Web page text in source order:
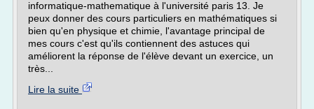
informatique-mathematique à l'université paris 13. Je
peux donner des cours particuliers en mathématiques si
bien qu'en physique et chimie, l'avantage principal de
mes cours c'est qu'ils contiennent des astuces qui
améliorent la réponse de l'élève devant un exercice, un
très...
Lire la suite